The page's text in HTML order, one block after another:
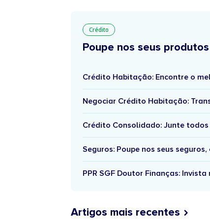
Crédito
Poupe nos seus
Crédito Habitação: Encontre o
Negociar Crédito Habitação:
Crédito Consolidado: Junte
Seguros: Poupe nos seus
PPR SGF Doutor Finanças:
Artigos mais recentes